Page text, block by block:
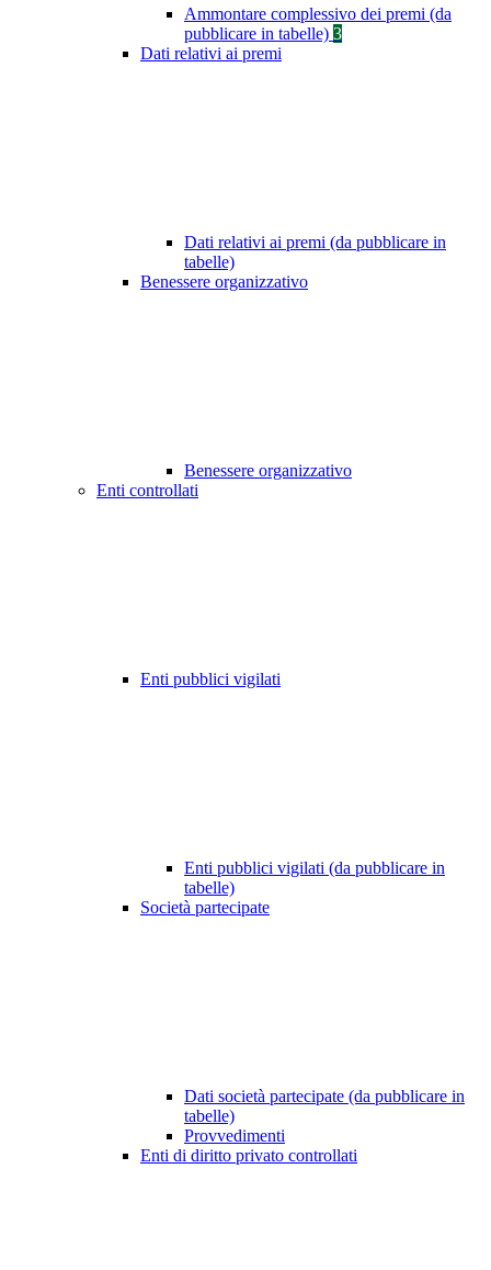
Ammontare complessivo dei premi (da
pubblicare in tabelle) 3
Dati relativi ai premi
Dati relativi ai premi (da pubblicare in
tabelle)
Benessere organizzativo
Benessere organizzativo
Enti controllati
Enti pubblici vigilati
Enti pubblici vigilati (da pubblicare in
tabelle)
Società partecipate
Dati società partecipate (da pubblicare in
tabelle)
Provvedimenti
Enti di diritto privato controllati